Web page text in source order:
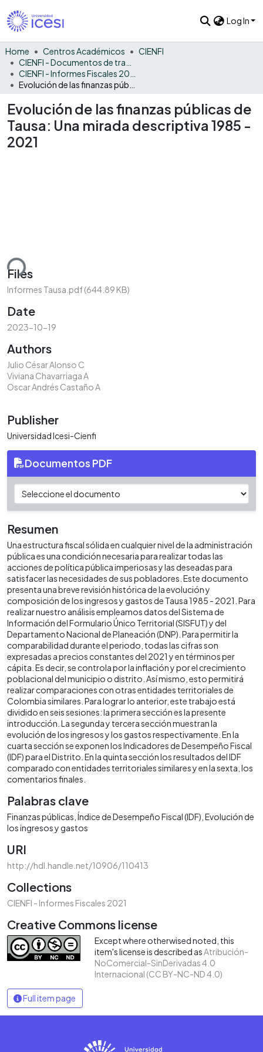
Log In
Home Centros Académicos
CIENFI
Evolución de las finanzas públicas de
Tausa: Una mirada descriptiva 1985 -
2021
Files
Informes Tausa.pdf(644.89 KB)
Date
2023-10-19
Authors
Julio César Alonso C
Viviana Chavarriaga A
Oscar Andrés Castaño A
Publisher
Universidad Icesi-Cienfi
Documentos PDF
Resumen
Una estructura fiscal sólida en cualquier nivel de la administración
pública es una condición necesaria para realizar todas las
acciones de política pública imperiosas y las deseadas para
satisfacer las necesidades de sus pobladores. Este documento
presenta una breve revisión histórica de la evolución y
composición de los ingresos y gastos de Tausa 1985 - 2021. Para
realizar nuestro análisis empleamos datos del Sistema de
Información del Formulario Único Territorial (SISFUT) y del
Departamento Nacional de Planeación (DNP). Para permitir la
comparabilidad durante el periodo, todas las cifras son
expresadas a precios constantes del 2021 y en términos per
cápita. Es decir, se controla por la inflación y por el crecimiento
poblacional del municipio o distrito. Así mismo, esto permitirá
realizar comparaciones con otras entidades territoriales de
Colombia similares. Para lograr lo anterior, este trabajo está
dividido en seis sesiones: la primera sección es la presente
introducción. La segunda y tercera sección muestran la
evolución de los ingresos y los gastos respectivamente. En la
cuarta sección se exponen los Indicadores de Desempeño Fiscal
(IDF) para el Distrito. En la quinta sección los resultados del IDF
comparado con entidades territoriales similares y en la sexta, los
comentarios finales.
Palabras clave
Finanzas públicas Índice de Desempeño Fiscal (IDF) Evolución de
los ingresos y gastos
URI
http://hdl.handle.net/10906/110413
Collections
CIENFI - Informes Fiscales 2021
Creative Commons license
Except where otherwised noted, this
item's license is described asAtribución-
NoComercial-SinDerivadas 4.0
Internacional (CC BY-NC-ND 4.0)
Full item page